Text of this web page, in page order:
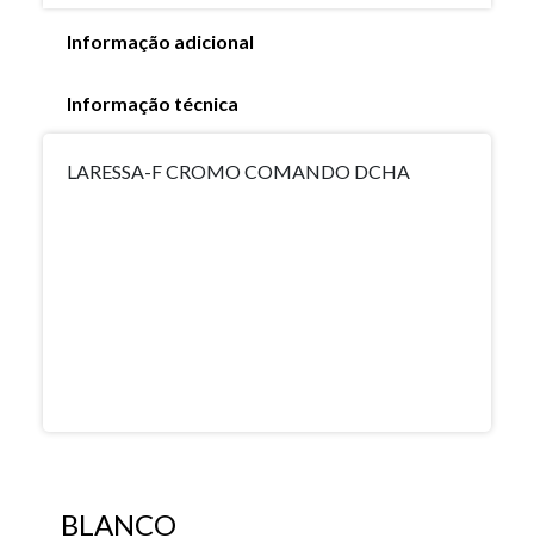
Informação adicional
Informação técnica
LARESSA-F CROMO COMANDO DCHA
BLANCO